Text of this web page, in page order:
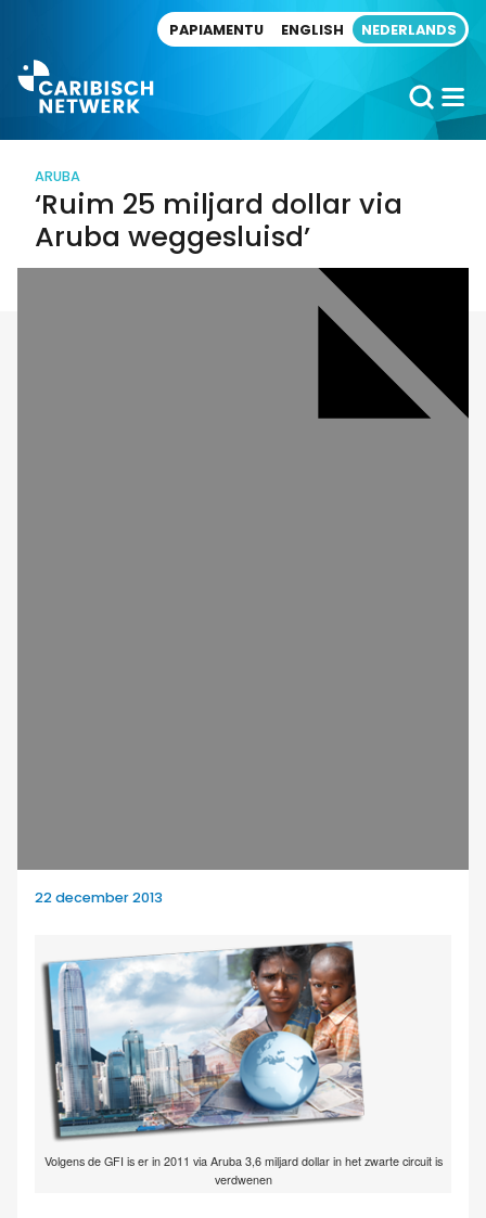
PAPIAMENTU ENGLISH NEDERLANDS
ARUBA
‘Ruim 25 miljard dollar via
Aruba weggesluisd’
22 december 2013
Volgens de GFI is er in 2011 via Aruba 3,6 miljard dollar in het zwarte circuit is
verdwenen